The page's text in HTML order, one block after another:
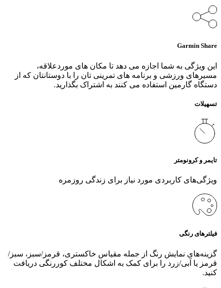
Garmin Share
این ویژگی به شما اجازه می‌ دهد تا مکان‌ های موردعلاقه،
مسیرهای ورزشی و برنامه‌ های تمرینی‌ تان را با دوستانتان که از
دستگاه گارمین استفاده می‌ کنند به اشتراک بگذارید.
تسهیلات
تایمر و کرونومتر
ویژگی‌های کاربردی مورد نیاز برای زندگی روزمره
فیلترهای رنگی
گزینه‌های نمایش رنگ از جمله مقیاس خاکستری، قرمز/سبز، سبز/
قرمز یا آبی/زرد را برای کمک به اشکال مختلف کوررنگی دریافت
کنید.